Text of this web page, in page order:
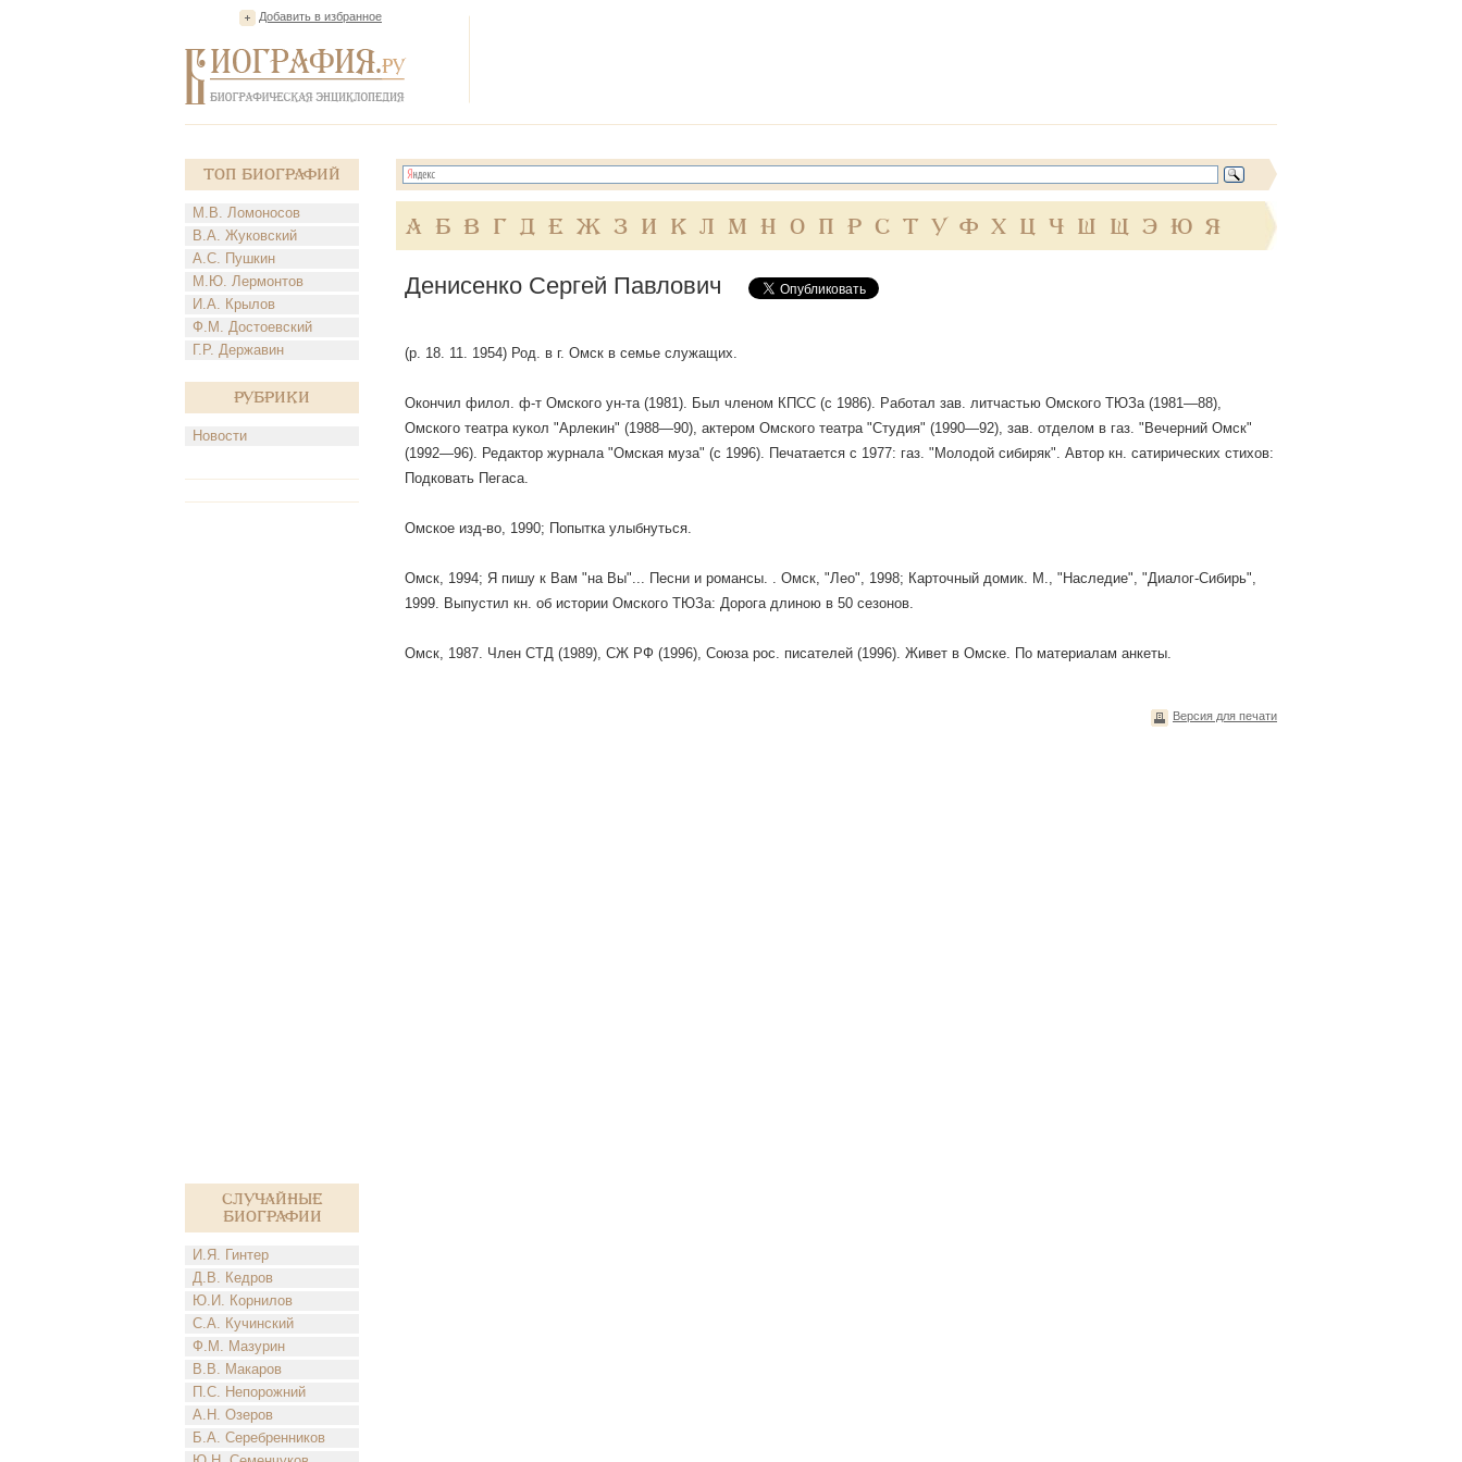
Добавить в избранное
Топ Биографий
М.В. Ломоносов
В.А. Жуковский
А.С. Пушкин
М.Ю. Лермонтов
И.А. Крылов
Ф.М. Достоевский
Г.Р. Державин
Рубрики
Новости
Случайные
биографии
И.Я. Гинтер
Д.В. Кедров
Ю.И. Корнилов
С.А. Кучинский
Ф.М. Мазурин
В.В. Макаров
П.С. Непорожний
А.Н. Озеров
Б.А. Серебренников
А Б В Г Д Е Ж З И К Л М Н О П Р С Т У Ф Х Ц Ч Ш Щ Э Ю Я
Денисенко Сергей Павлович
(р. 18. 11. 1954) Род. в г. Омск в семье служащих.
Окончил филол. ф-т Омского ун-та (1981). Был членом КПСС (с 1986). Работал зав. литчастью Омского ТЮЗа (1981—88),
Омского театра кукол "Арлекин" (1988—90), актером Омского театра "Студия" (1990—92), зав. отделом в газ. "Вечерний Омск"
(1992—96). Редактор журнала "Омская муза" (с 1996). Печатается с 1977: газ. "Молодой сибиряк". Автор кн. сатирических стихов:
Подковать Пегаса.
Омское изд-во, 1990; Попытка улыбнуться.
Омск, 1994; Я пишу к Вам "на Вы"... Песни и романсы. . Омск, "Лео", 1998; Карточный домик. М., "Наследие", "Диалог-Сибирь",
1999. Выпустил кн. об истории Омского ТЮЗа: Дорога длиною в 50 сезонов.
Омск, 1987. Член СТД (1989), СЖ РФ (1996), Союза рос. писателей (1996). Живет в Омске. По материалам анкеты.
Версия для печати